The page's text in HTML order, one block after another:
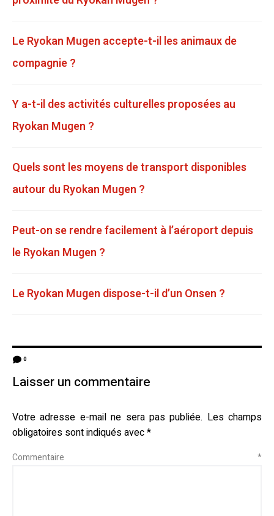
Le Ryokan Mugen accepte-t-il les animaux de
compagnie ?
Y a-t-il des activités culturelles proposées au
Ryokan Mugen ?
Quels sont les moyens de transport disponibles
autour du Ryokan Mugen ?
Peut-on se rendre facilement à l’aéroport depuis
le Ryokan Mugen ?
Le Ryokan Mugen dispose-t-il d’un Onsen ?
0
Laisser un commentaire
Votre adresse e-mail ne sera pas publiée. Les champs
obligatoires sont indiqués avec*
Commentaire *